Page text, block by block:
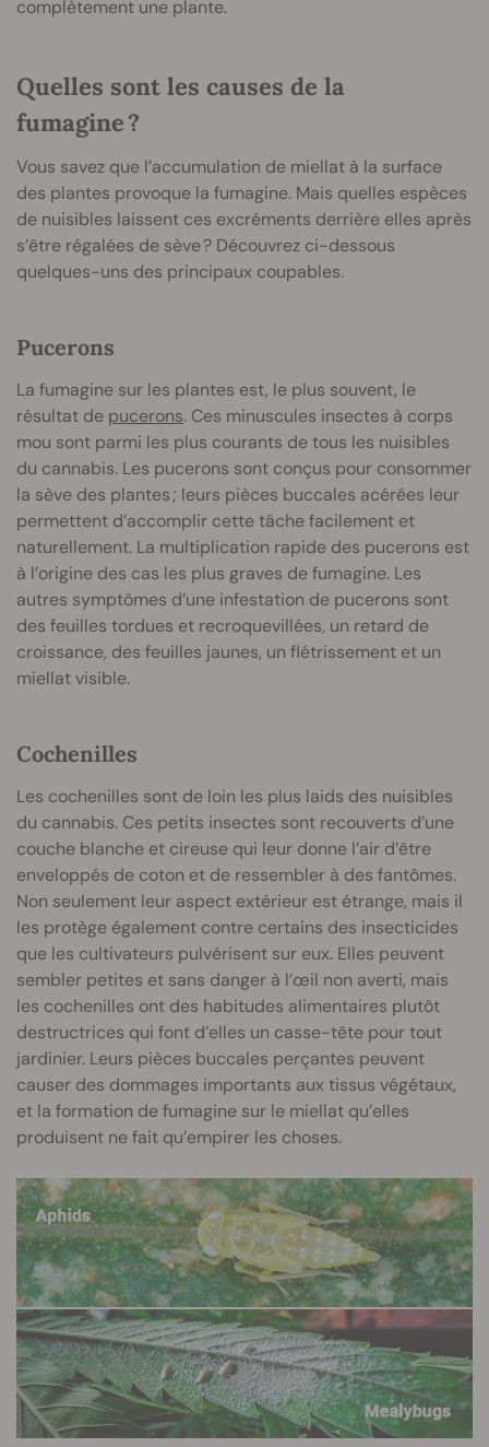
complètement une plante.
Quelles sont les causes de la
fumagine ?
Vous savez que l’accumulation de miellat à la surface
des plantes provoque la fumagine. Mais quelles espèces
de nuisibles laissent ces excréments derrière elles après
s’être régalées de sève ? Découvrez ci-dessous
quelques-uns des principaux coupables.
Pucerons
La fumagine sur les plantes est, le plus souvent, le
résultat de pucerons. Ces minuscules insectes à corps
mou sont parmi les plus courants de tous les nuisibles
du cannabis. Les pucerons sont conçus pour consommer
la sève des plantes ; leurs pièces buccales acérées leur
permettent d’accomplir cette tâche facilement et
naturellement. La multiplication rapide des pucerons est
à l’origine des cas les plus graves de fumagine. Les
autres symptômes d’une infestation de pucerons sont
des feuilles tordues et recroquevillées, un retard de
croissance, des feuilles jaunes, un flétrissement et un
miellat visible.
Cochenilles
Les cochenilles sont de loin les plus laids des nuisibles
du cannabis. Ces petits insectes sont recouverts d’une
couche blanche et cireuse qui leur donne l’air d’être
enveloppés de coton et de ressembler à des fantômes.
Non seulement leur aspect extérieur est étrange, mais il
les protège également contre certains des insecticides
que les cultivateurs pulvérisent sur eux. Elles peuvent
sembler petites et sans danger à l’œil non averti, mais
les cochenilles ont des habitudes alimentaires plutôt
destructrices qui font d’elles un casse-tête pour tout
jardinier. Leurs pièces buccales perçantes peuvent
causer des dommages importants aux tissus végétaux,
et la formation de fumagine sur le miellat qu’elles
produisent ne fait qu’empirer les choses.